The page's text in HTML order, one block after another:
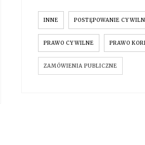
INNE POSTĘPOWANIE
PRAWO CYWILNE PRAWO
ZAMÓWIENIA PUBLICZNE